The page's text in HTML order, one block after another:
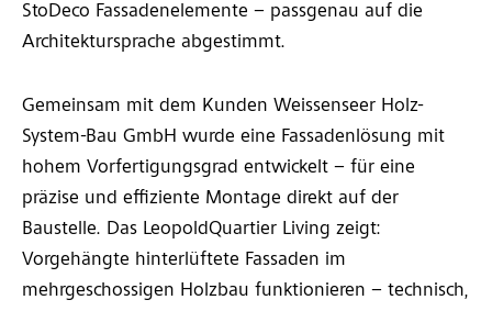
StoDeco Fassadenelemente – passgenau auf die
Architektursprache abgestimmt.
Gemeinsam mit dem Kunden Weissenseer Holz-
System-Bau GmbH wurde eine Fassadenlösung mit
hohem Vorfertigungsgrad entwickelt – für eine
präzise und effiziente Montage direkt auf der
Baustelle. Das LeopoldQuartier Living zeigt:
Vorgehängte hinterlüftete Fassaden im
mehrgeschossigen Holzbau funktionieren – technisch,